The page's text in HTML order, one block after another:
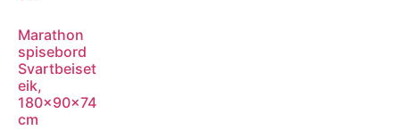
Marathon
spisebord
Svartbeiset
eik,
180x90x74
cm